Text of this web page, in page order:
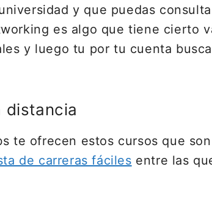
y que puedas
es algo que tiene cierto
y luego tu por tu cuenta
distancia
te ofrecen estos cursos que
de carreras fáciles entre las